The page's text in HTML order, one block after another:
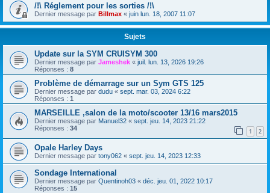
/!\ Réglement pour les sorties /!\
Dernier message par Billmax « juin lun. 18, 2007 11:07
Sujets
Update sur la SYM CRUISYM 300
Dernier message par Jameshek « juil. lun. 13, 2026 19:26
Réponses : 8
Problème de démarrage sur un Sym GTS 125
Dernier message par dudu « sept. mar. 03, 2024 6:22
Réponses : 1
MARSEILLE ,salon de la moto/scooter 13/16 mars2015
Dernier message par Manuel32 « sept. jeu. 14, 2023 21:22
Réponses : 34 1 2
Opale Harley Days
Dernier message par tony062 « sept. jeu. 14, 2023 12:33
Sondage International
Dernier message par Quentinoh03 « déc. jeu. 01, 2022 10:17
Réponses : 15